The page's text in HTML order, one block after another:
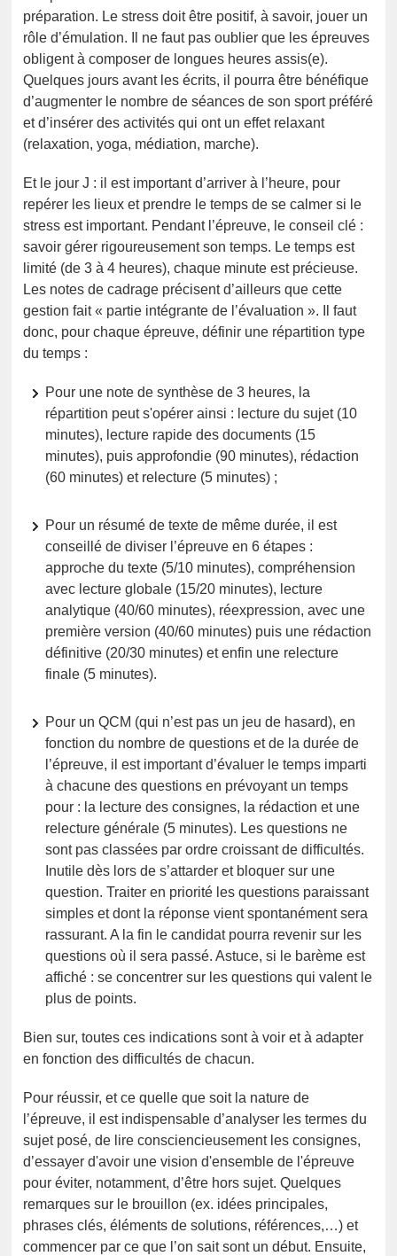
préparation. Le stress doit être positif, à savoir, jouer un
rôle d’émulation. Il ne faut pas oublier que les épreuves
obligent à composer de longues heures assis(e).
Quelques jours avant les écrits, il pourra être bénéfique
d’augmenter le nombre de séances de son sport préféré
et d’insérer des activités qui ont un effet relaxant
(relaxation, yoga, médiation, marche).
Et le jour J : il est important d’arriver à l’heure, pour
repérer les lieux et prendre le temps de se calmer si le
stress est important. Pendant l’épreuve, le conseil clé :
savoir gérer rigoureusement son temps. Le temps est
limité (de 3 à 4 heures), chaque minute est précieuse.
Les notes de cadrage précisent d’ailleurs que cette
gestion fait « partie intégrante de l’évaluation ». Il faut
donc, pour chaque épreuve, définir une répartition type
du temps :
Pour une note de synthèse de 3 heures, la
répartition peut s'opérer ainsi : lecture du sujet (10
minutes), lecture rapide des documents (15
minutes), puis approfondie (90 minutes), rédaction
(60 minutes) et relecture (5 minutes) ;
Pour un résumé de texte de même durée, il est
conseillé de diviser l’épreuve en 6 étapes :
approche du texte (5/10 minutes), compréhension
avec lecture globale (15/20 minutes), lecture
analytique (40/60 minutes), réexpression, avec une
première version (40/60 minutes) puis une rédaction
définitive (20/30 minutes) et enfin une relecture
finale (5 minutes).
Pour un QCM (qui n’est pas un jeu de hasard), en
fonction du nombre de questions et de la durée de
l’épreuve, il est important d’évaluer le temps imparti
à chacune des questions en prévoyant un temps
pour : la lecture des consignes, la rédaction et une
relecture générale (5 minutes). Les questions ne
sont pas classées par ordre croissant de difficultés.
Inutile dès lors de s’attarder et bloquer sur une
question. Traiter en priorité les questions paraissant
simples et dont la réponse vient spontanément sera
rassurant. A la fin le candidat pourra revenir sur les
questions où il sera passé. Astuce, si le barème est
affiché : se concentrer sur les questions qui valent le
plus de points.
Bien sur, toutes ces indications sont à voir et à adapter
en fonction des difficultés de chacun.
Pour réussir, et ce quelle que soit la nature de
l’épreuve, il est indispensable d’analyser les termes du
sujet posé, de lire consciencieusement les consignes,
d’essayer d'avoir une vision d'ensemble de l'épreuve
pour éviter, notamment, d’être hors sujet. Quelques
remarques sur le brouillon (ex. idées principales,
phrases clés, éléments de solutions, références,…) et
commencer par ce que l’on sait sont un début. Ensuite,